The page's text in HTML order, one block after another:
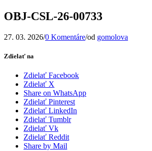
OBJ-CSL-26-00733
27. 03. 2026/0 Komentáre/od gomolova
Zdielať na
Zdielať Facebook
Zdielať X
Share on WhatsApp
Zdielať Pinterest
Zdielať LinkedIn
Zdielať Tumblr
Zdielať Vk
Zdielať Reddit
Share by Mail